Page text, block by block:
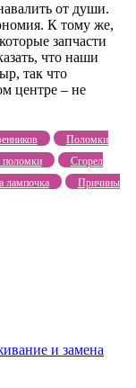
от души.
К тому же,
запчасти
что наши
так что
центре – не
Поломки
поломки
Сгорел
лампочка
Причины
и замена